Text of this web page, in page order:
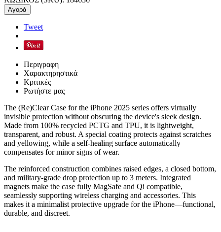
Αγορά
Tweet
Περιγραφη
Χαρακτηρηστικά
Κριτικές
Ρωτήστε μας
The (Re)Clear Case for the iPhone 2025 series offers virtually
invisible protection without obscuring the device's sleek design.
Made from 100% recycled PCTG and TPU, it is lightweight,
transparent, and robust. A special coating protects against scratches
and yellowing, while a self-healing surface automatically
compensates for minor signs of wear.
The reinforced construction combines raised edges, a closed bottom,
and military-grade drop protection up to 3 meters. Integrated
magnets make the case fully MagSafe and Qi compatible,
seamlessly supporting wireless charging and accessories. This
makes it a minimalist protective upgrade for the iPhone—functional,
durable, and discreet.